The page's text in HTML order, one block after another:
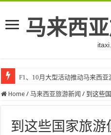
马来西
F1、10月大型活动推动马来西亚
Home / 马来西亚旅游新闻 / 到这些
到这些国家旅游